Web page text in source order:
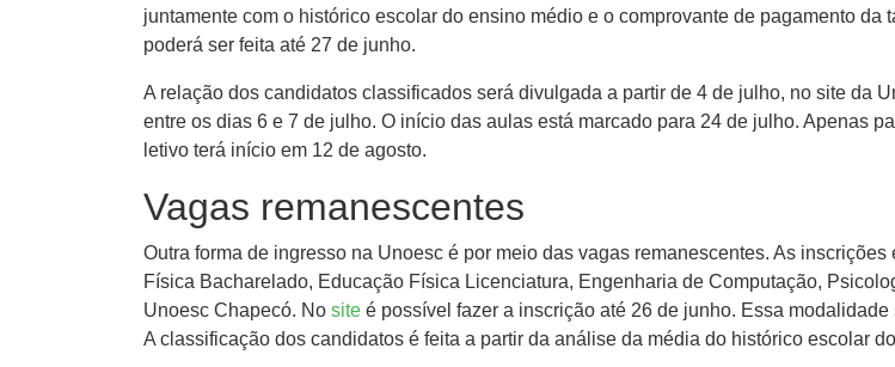
juntamente com o histórico escolar do ensino médio e o comprovante de pagamento
poderá ser feita até 27 de junho.
A relação dos candidatos classificados será divulgada a partir de 4 de julho, no site da
entre os dias 6 e 7 de julho. O início das aulas está marcado para 24 de julho. Apenas
letivo terá início em 12 de agosto.
Vagas remanescentes
Outra forma de ingresso na Unoesc é por meio das vagas remanescentes. As
Física Bacharelado, Educação Física Licenciatura, Engenharia de Computação,
Unoesc Chapecó. No site é possível fazer a inscrição até 26 de junho. Essa
A classificação dos candidatos é feita a partir da análise da média do histórico escolar